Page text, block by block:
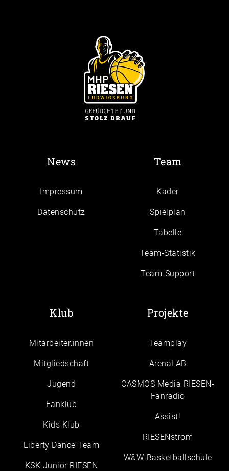
News
Impressum
Daten­schutz
Team
Kader
Spielplan
Tabelle
Team-Statistik
Team-Support
Klub
Mitarbeiter:innen
Mitgliedschaft
Jugend
Fanklub
Kids Klub
Liberty Dance Team
KSK Junior RIESEN
Projekte
Teamplay
ArenaLAB
CASMOS Media RIESEN-
Fanradio
Assist!
RIESENstrom
W&W-Basketballschule